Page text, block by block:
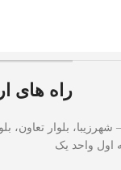
راه های
شهرزیبا، بلوار تعاون،
اول واحد یک